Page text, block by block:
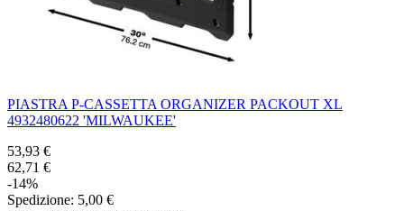
PIASTRA P-CASSETTA ORGANIZER PACKOUT XL
4932480622 'MILWAUKEE'
53,93 €
62,71 €
-14%
Spedizione: 5,00 €